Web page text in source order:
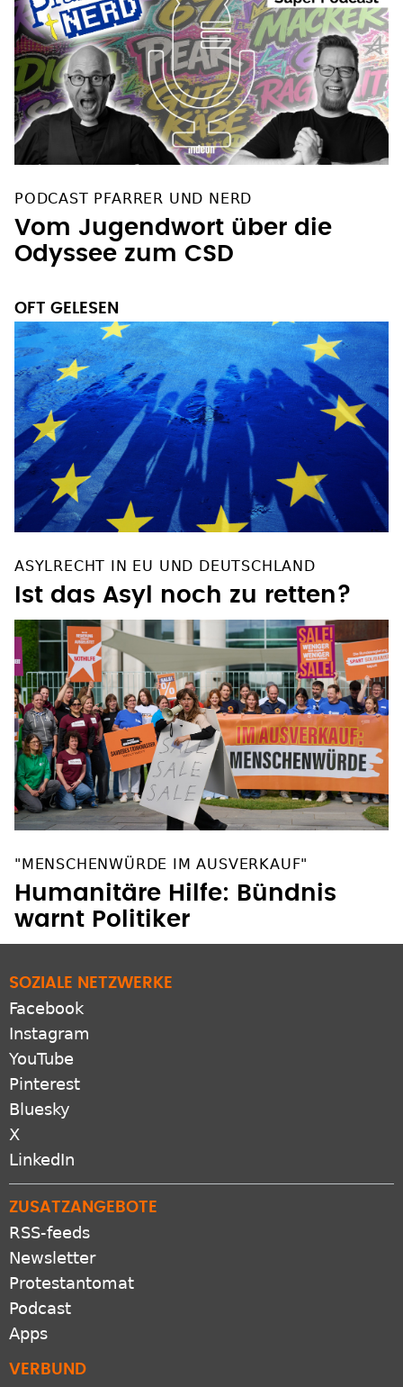
PODCAST PFARRER UND NERD
Vom Jugendwort über die
Odyssee zum CSD
OFT GELESEN
ASYLRECHT IN EU UND DEUTSCHLAND
Ist das Asyl noch zu retten?
"MENSCHENWÜRDE IM AUSVERKAUF"
Humanitäre Hilfe: Bündnis
warnt Politiker
SOZIALE NETZWERKE
Facebook
Instagram
YouTube
Pinterest
Bluesky
X
LinkedIn
ZUSATZANGEBOTE
RSS-feeds
Newsletter
Protestantomat
Podcast
Apps
VERBUND